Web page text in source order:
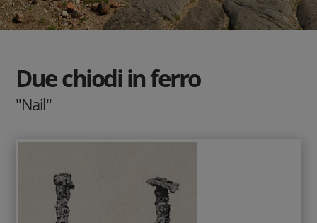
Due chiodi in ferro
"Nail"